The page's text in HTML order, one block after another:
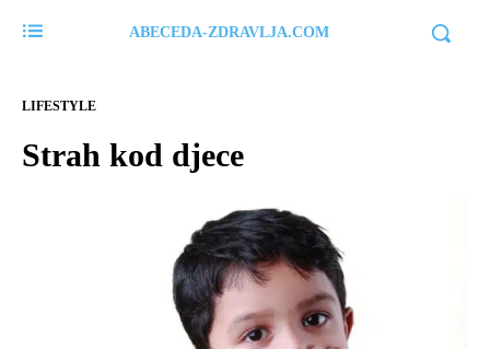
ABECEDA-ZDRAVLJA.COM
LIFESTYLE
Strah kod djece